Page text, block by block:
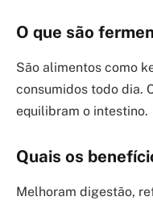
O que são
São alimentos como
consumidos todo dia.
equilibram o intestino.
Quais os
Melhoram digestão,